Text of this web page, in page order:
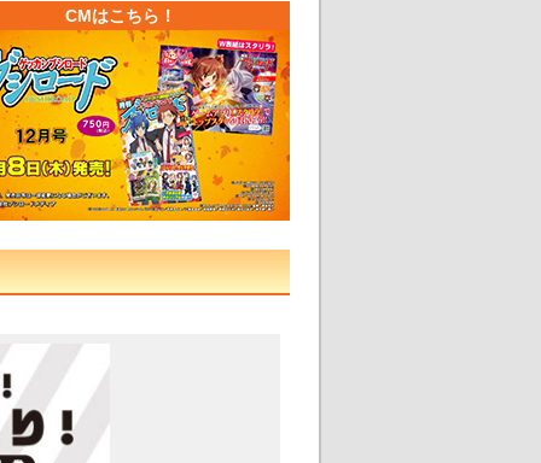
CMはこちら！